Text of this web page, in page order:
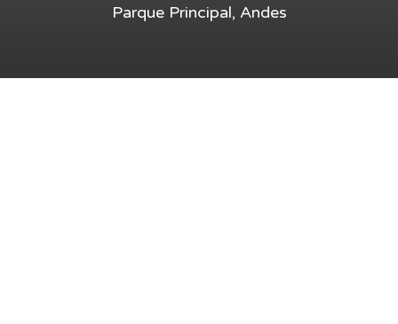
Parque Principal, Andes